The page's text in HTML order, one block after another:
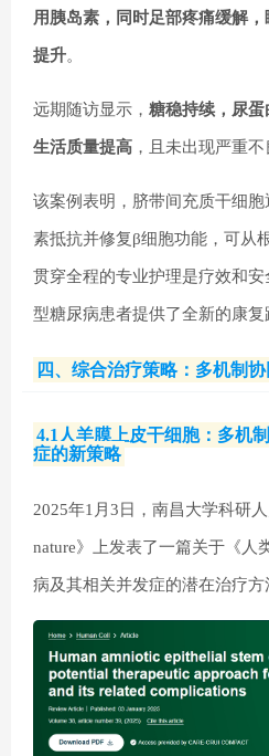
用胰岛素，同时足部疼痛缓解
提升。
远期随访显示， 糖稳持续，尿蛋
生活质量提高 ，且未出现严重不
该案例表明，脐带间充质干细
素抵抗并修复β细胞功能，可从
贯穿全程的专业护理是疗效和
型糖尿病患者提供了全新的康复
四、综合治疗策略：多机制
4.1人羊膜上皮干细胞：多机
症的新策略
2025年1月3日，南昌大学科研
nature》上发表了一篇关于《
病及其相关并发症的潜在治疗方